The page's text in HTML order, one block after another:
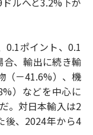
0.1ポイント、0.1
、輸出に続き輸
（－41.6%）、機
）などを中心に
。対日本輸入は2
後、2024年から4